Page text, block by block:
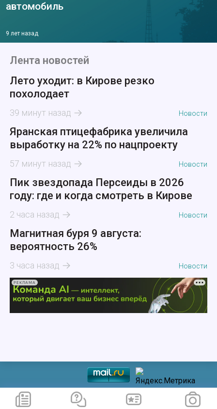
автомобиль
9 лет назад
Лента новостей
Лето уходит: в Кирове резко
похолодает
39 минут назад Новости
Яранская птицефабрика увеличила
выработку на 22% по нацпроекту
57 минут назад Новости
Пик звездопада Персеиды в 2026
году: где и когда смотреть в Кирове
2 часа назад Новости
Магнитная буря 9 августа:
вероятность 26%
3 часа назад Новости
РЕКЛАМА